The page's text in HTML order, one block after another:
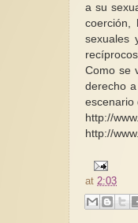
a su
coerción,
sexuales
Como se
derecho
escenario
http://
http://
at 2:03